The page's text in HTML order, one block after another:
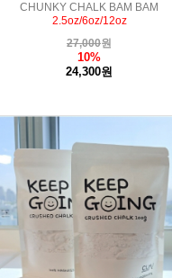
CHUNKY CHALK BAM BAM
2.5oz/6oz/12oz
27,000원
10%
24,300원